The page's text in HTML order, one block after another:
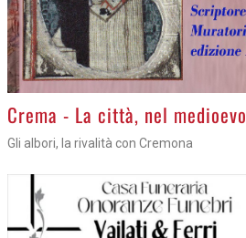
Crema - La città, nel medioevo
Gli albori, la rivalità con Cremona